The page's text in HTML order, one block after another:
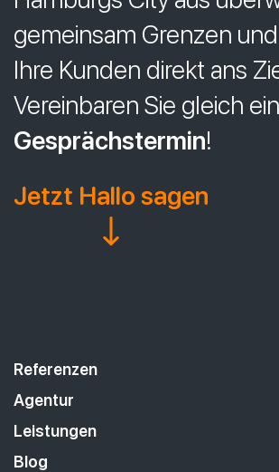
gemeinsam Grenzen
Ihre Kunden direkt ans
Vereinbaren Sie gleich
Gesprächstermin!
Jetzt Hallo sagen
Referenzen
Agentur
Leistungen
Blog